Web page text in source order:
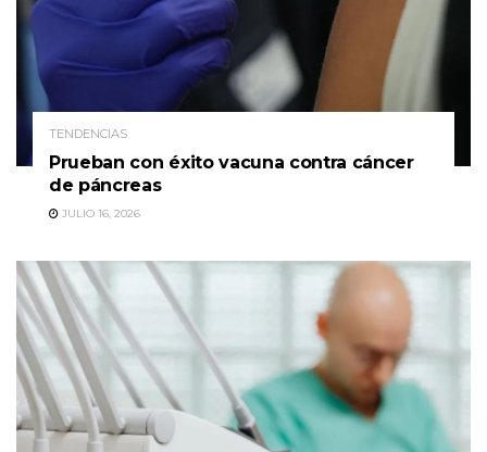
TENDENCIAS
Prueban con éxito vacuna contra cáncer
de páncreas
JULIO 16, 2026